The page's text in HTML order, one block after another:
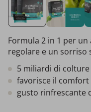
Formula 2 in 1 per
regolare e un sorriso
5 miliardi di
favorisce il
gusto rinfrescante